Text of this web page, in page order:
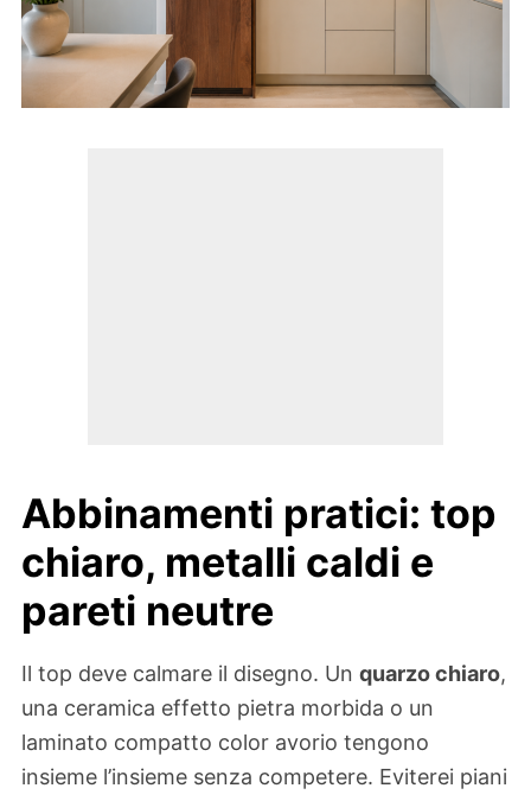
Abbinamenti pratici: top
chiaro, metalli caldi e
pareti neutre
Il top deve calmare il disegno. Un quarzo chiaro,
una ceramica effetto pietra morbida o un
laminato compatto color avorio tengono
insieme l’insieme senza competere. Eviterei piani